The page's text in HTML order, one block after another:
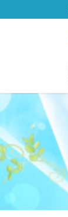
ン
動
ビ
に
動